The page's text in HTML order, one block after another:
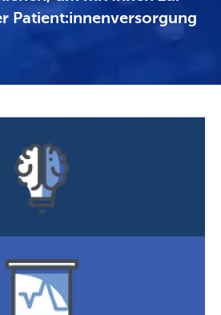
Patient:innenversorgung